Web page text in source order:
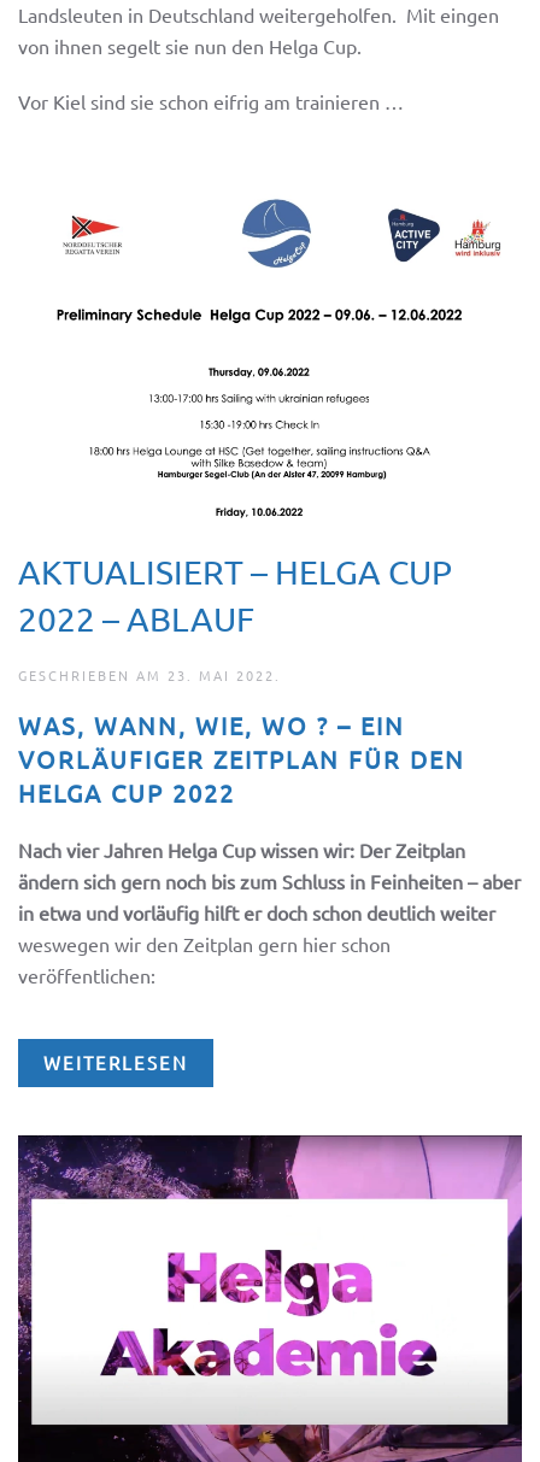
Landsleuten in Deutschland weitergeholfen. Mit eingen
von ihnen segelt sie nun den Helga Cup.
Vor Kiel sind sie schon eifrig am trainieren …
AKTUALISIERT – HELGA CUP
2022 – ABLAUF
GESCHRIEBEN AM 23. MAI 2022.
WAS, WANN, WIE, WO ? – EIN
VORLÄUFIGER ZEITPLAN FÜR DEN
HELGA CUP 2022
Nach vier Jahren Helga Cup wissen wir: Der Zeitplan
ändern sich gern noch bis zum Schluss in Feinheiten – aber
in etwa und vorläufig hilft er doch schon deutlich weiter
weswegen wir den Zeitplan gern hier schon
veröffentlichen:
WEITERLESEN